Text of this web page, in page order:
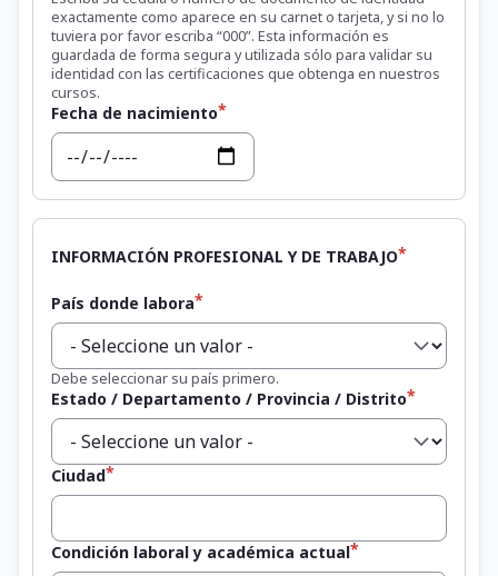
exactamente como aparece en su carnet o tarjeta, y si no lo
tuviera por favor escriba “000”. Esta información es
guardada de forma segura y utilizada sólo para validar su
identidad con las certificaciones que obtenga en nuestros
cursos.
Fecha de nacimiento
Fecha
INFORMACIÓN PROFESIONAL Y DE TRABAJO
País donde labora
Debe seleccionar su país primero.
Estado / Departamento / Provincia / Distrito
Ciudad
Condición laboral y académica actual